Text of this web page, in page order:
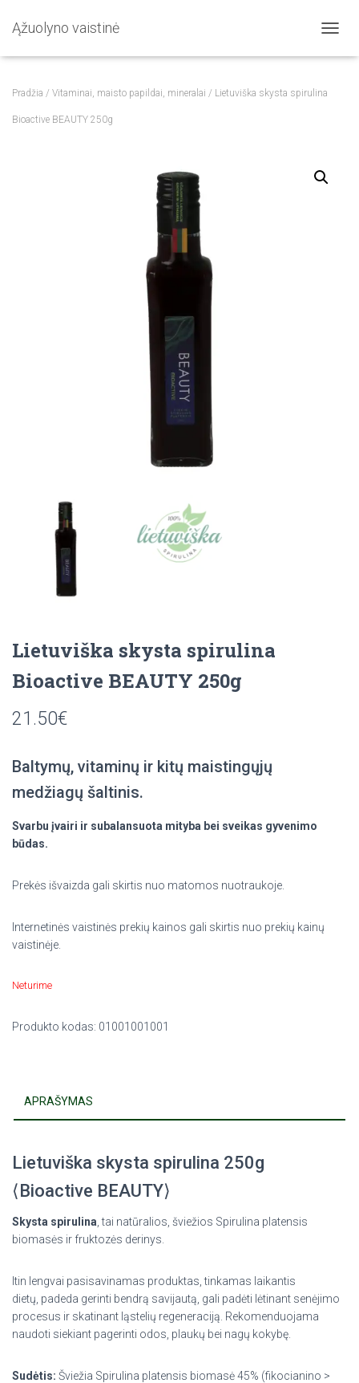
Ąžuolyno vaistinė
O
Pradžia / Vitaminai, maisto papildai, mineralai / Lietuviška skysta spirulina
Bioactive BEAUTY 250g
Lietuviška skysta spirulina
Bioactive BEAUTY 250g
21.50€
Baltymų, vitaminų ir kitų maistingųjų
medžiagų šaltinis.
Svarbu įvairi ir subalansuota mityba bei sveikas gyvenimo
būdas.
Prekės išvaizda gali skirtis nuo matomos nuotraukoje.
Internetinės vaistinės prekių kainos gali skirtis nuo prekių kainų
vaistinėje.
Neturime
Produkto kodas: 01001001001
APRAŠYMAS
Lietuviška skysta spirulina 250g
⟨Bioactive BEAUTY⟩
Skysta spirulina , tai natūralios, šviežios Spirulina platensis
biomasės ir fruktozės derinys.
Itin lengvai pasisavinamas produktas,tinkamas laikantis
dietų padeda gerinti bendrą savijautą gali padėti lėtinant senėjimo
procesus ir skatinant ląstelių regeneraciją . Rekomenduojama
naudoti siekiant pagerinti odos, plaukų bei nagų kokybę.
Sudėtis: Šviežia Spirulina platensis biomasė 45% (fikocianino >